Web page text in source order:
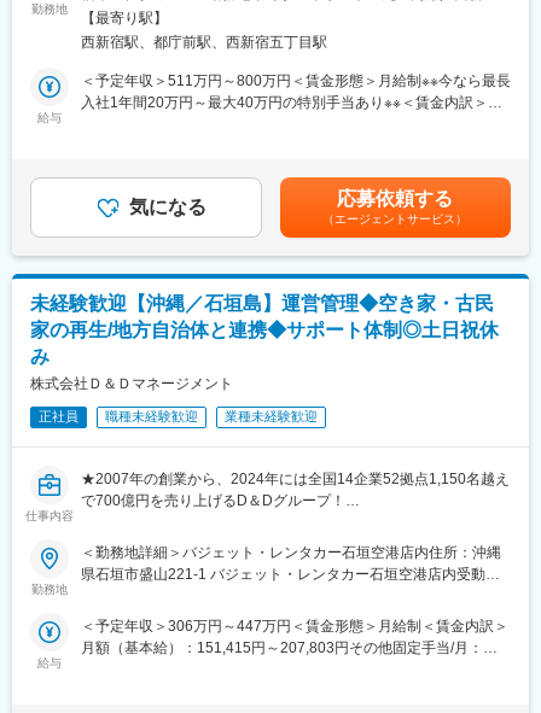
◎店舗拡大を続ける急成長企業だからこそ、多くの経験を入社す
ぐから積むことができます。裁量のある業務経験から早期でのス
キルアップ・キャリアアップができる貴重な求人です。
◎直営店舗への業務関与だからこそ、社内のデザイナーと連携し
ながら「コンセプト設計」から携わることが可能です。自身が管
理した店舗を街で見かけるという機会もあり、手触り感のある業
■仕事のポイント：
★成長期を支える人材としての活躍が可能
第2創業期を迎えている当社は、引き続き急速な新店舗出店を計画
ていただけます！
★広い裁量と安定した環境を両立
安定と成長を両立できているビジネス展開により、ベンチャーな
す。また、それに合わせた昇給の機会も多いです。
変更の範囲：会社の定める業務
当社が運営する買取専門店の出店に伴う、店舗開発のディレクシ
ョン及び施工管理をお任せする想定です。
★入社直後は先輩社員とバディ制で活動するため、未経験の方も
安心です★
＜主な仕事内容＞
ンスします。オーナー様自ら手配される場合には、どのような工
事業者を使われるかを聞いたり注意すべき点などをお伝えしま
す。
続きを行ないます。
◆出店に関する各種契約関係業務
社内決済など、契約の実務が発生する場合、工事請負契約、物件
◆保守点検工事の問い合わせ窓口業務
わせ窓口を担当します。問い合わせがあったら、当社契約か、オ
※役割毎にチーム制を敷いており、適性や人事状況を踏まえ配属変
更の可能性や異動もございます。
■組織構成：
50名程度／男女比：男性6:女性4（平均年齢：男40代前半／女性
ム営業、投資用不動産営業…等、それぞれの強みを活かし未経験
の方が多く活躍する環境！
勤務地
駅受動喫煙対策：屋内全面禁煙変更の範囲：会社の定める事業所
【最寄り駅】
西新宿駅、都庁前駅、西新宿五丁目駅
給与
＜予定年収＞511万円～800万円＜賃金形態＞月給制※※今なら最長
入社1年間20万円～最大40万円の特別手当あり※※＜賃金内訳＞月
当を含む）＜昇給有無＞有＜残業手当＞有＜給与補足＞■賞与：年
2回（4月・10月）※半年在籍後支給■年収モデル：607万円／入社
1年目／（月給35万円＋賞与＋インセンティブ）賃金はあくまで
も目安の金額であり、選考を通じて上下する可能性があります。
月給(月額)は固定手当を含めた表記です。
気になる 応募依頼する
（エージェントサービス）
未経験歓迎【沖縄／石垣島】運営管理◆空き家・古民
家の再生/地方自治体と連携◆サポート体制◎土日祝休
み
株式会社Ｄ＆Ｄマネージメント
正社員 職種未経験歓迎 業種未経験歓迎
仕事内容
★2007年の創業から、2024年には全国14企業52拠点1,150名越え
で700億円を売り上げるD＆Dグループ！
を推奨しておらず、定時の30分後には7割程度の社員が終業して
います。
★挑戦できる環境◎仕事にやりがいを見出し、果敢に挑戦してい
可能です。
↓実際に社員が立案しローンチとなった事業↓
勤務地
＜勤務地詳細＞バジェット・レンタカー石垣空港店内住所：沖縄
県石垣市盛山221-1 バジェット・レンタカー石垣空港店内受動喫
沖縄県内の当社拠点
給与
＜予定年収＞306万円～447万円＜賃金形態＞月給制＜賃金内訳＞
月額（基本給）：151,415円～207,803円その他固定手当/月：